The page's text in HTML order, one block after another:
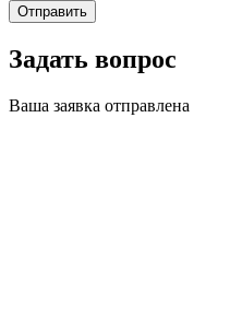
Отправить
Задать вопрос
Ваша заявка отправлена